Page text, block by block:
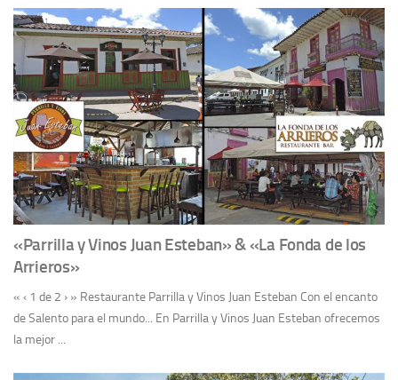
«Parrilla y Vinos Juan Esteban» & «La Fonda de los
Arrieros»
« ‹ 1 de 2 › » Restaurante Parrilla y Vinos Juan Esteban Con el encanto
de Salento para el mundo... En Parrilla y Vinos Juan Esteban ofrecemos
la mejor ...